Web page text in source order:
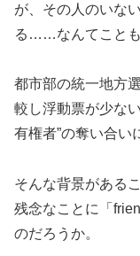
が、その人のいな
る……なんてことも
都市部の統一地方
較し浮動票が少な
有権者”の奪い合い
そんな背景がある
残念なことに「
のだろうか。